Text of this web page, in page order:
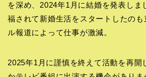
を深め、2024年1月に結婚を発表しま
福されて新婚生活をスタートしたの
ル報道によって仕事が激減。
2025年1月に謹慎を終えて活動を再開